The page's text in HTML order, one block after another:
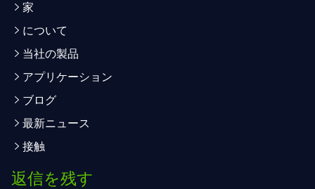
家
について
当社の製品
アプリケーション
ブログ
最新ニュース
接触
返信を残す